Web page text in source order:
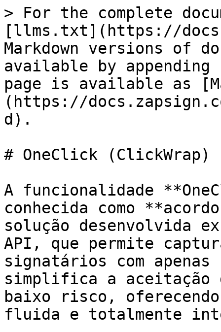
> For the complete
[llms.txt](https://
Markdown versions of
available by
page is available as
(https://
d).
# OneClick (ClickWrap)
A funcionalidade
conhecida como
solução desenvolvida
API, que permite
signatários com apenas
simplifica a aceitação
baixo risco,
fluida e totalmente